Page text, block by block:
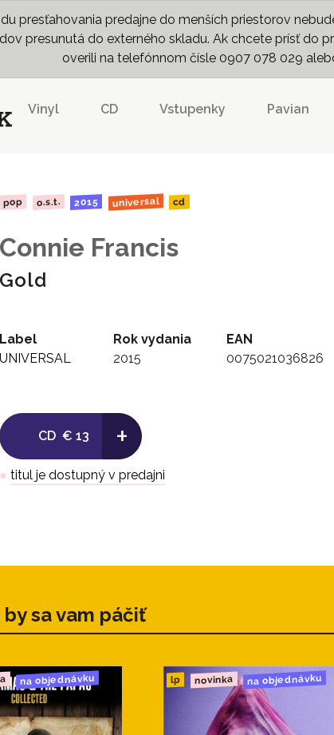
presťahovania predajne do menších priestorov
presunutá do externého skladu. Ak chcete prísť do
overili na telefónnom čísle 0907 078 029
Vinyl CD Vstupenky Pavian
pop o.s.t. 2015 universal cd
Connie Francis
Gold
Label
UNIVERSAL
Rok vydania
2015
EAN
0075021036826
CD € 13 +
● titul je dostupný v predajni
sa vam páčiť
na objednávku lp novinka na objednávku